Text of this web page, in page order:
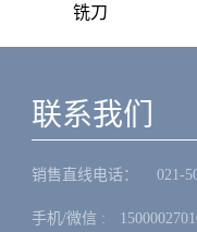
铣刀
联系我们
销售直线电话：ㅤ 021-
手机/微信 :ㅤ